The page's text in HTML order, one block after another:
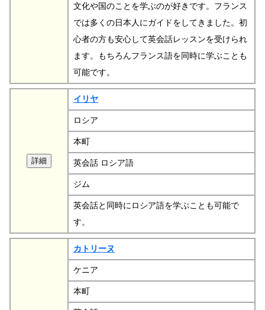
文化や国のことを学ぶのが好きです。フランス
では多くの日本人にガイドをしてきました。初
心者の方も安心して英会話レッスンを受けられ
ます。もちろんフランス語を同時に学ぶことも
可能です。
イリヤ
ロシア
本町
英会話 ロシア語
ジム
英会話と同時にロシア語を学ぶことも可能で
す。
カトリーヌ
ケニア
本町